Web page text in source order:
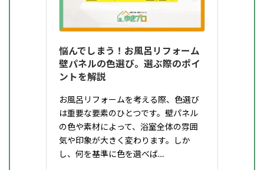
悩んでしまう！お風呂リフォーム
壁パネルの色選び。選ぶ際のポイ
ントを解説
お風呂リフォームを考える際、色選び
は重要な要素のひとつです。壁パネル
の色や素材によって、浴室全体の雰囲
気や印象が大きく変わります。しか
し、何を基準に色を選べば…